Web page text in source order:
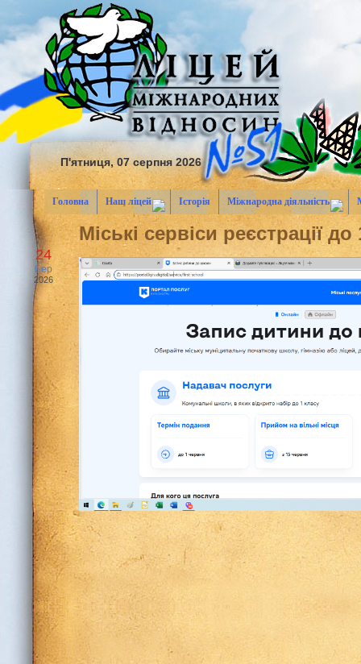
П'ятниця, 07 серпня 2026
Головна Наш ліцей Історія Міжнародна діяльність
24
Бер
2026
Міські сервіси реєстрації до